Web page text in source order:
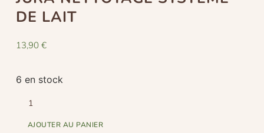
DE LAIT
13,90 €
6 en stock
AJOUTER AU PANIER